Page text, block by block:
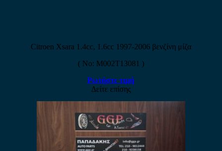
Citroen Xsara 1.4cc, 1.6cc 1997-2006 βενζίνη μίζα
( No: M002T13081 )
Ρωτήστε τιμή
Δείτε επίσης